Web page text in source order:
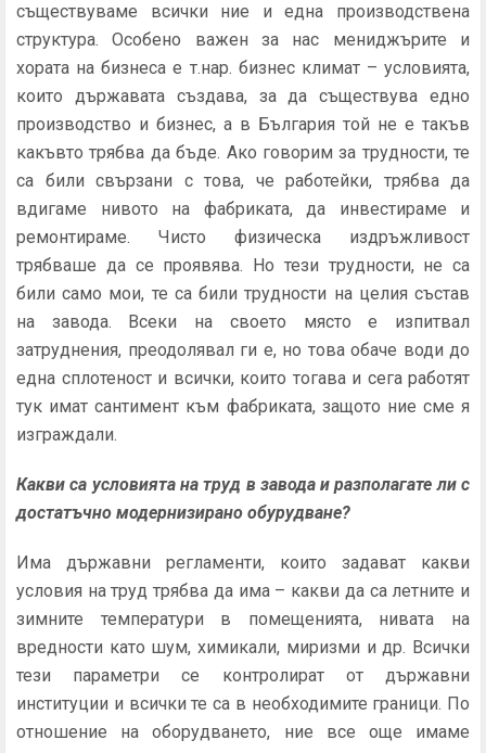
съществуваме всички ние и една производствена
структура. Особено важен за нас мениджърите и
хората на бизнеса е т.нар. бизнес климат – условията,
които държавата създава, за да съществува едно
производство и бизнес, а в България той не е такъв
какъвто трябва да бъде. Ако говорим за трудности, те
са били свързани с това, че работейки, трябва да
вдигаме нивото на фабриката, да инвестираме и
ремонтираме. Чисто физическа издръжливост
трябваше да се проявява. Но тези трудности, не са
били само мои, те са били трудности на целия състав
на завода. Всеки на своето място е изпитвал
затруднения, преодолявал ги е, но това обаче води до
една сплотеност и всички, които тогава и сега работят
тук имат сантимент към фабриката, защото ние сме я
изграждали.
Какви са условията на труд в завода и разполагате ли с
достатъчно модернизирано обурудване?
Има държавни регламенти, които задават какви
условия на труд трябва да има – какви да са летните и
зимните температури в помещенията, нивата на
вредности като шум, химикали, миризми и др. Всички
тези параметри се контролират от държавни
институции и всички те са в необходимите граници. По
отношение на оборудването, ние все още имаме